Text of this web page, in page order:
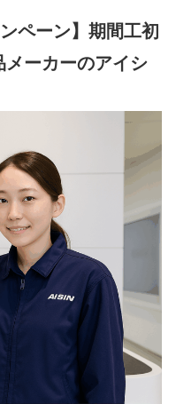
ペーン】期間工初
ーカーのアイシ